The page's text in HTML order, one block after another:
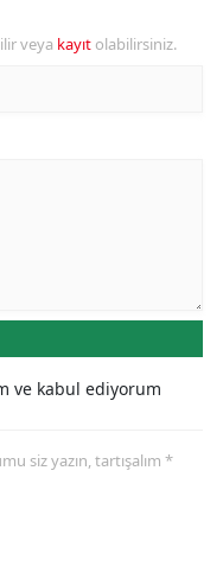
veya kayıt olabilirsiniz.
ve kabul ediyorum
siz yazın, tartışalım *